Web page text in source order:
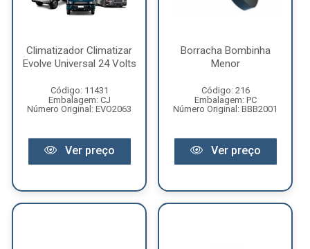
Climatizador Climatizar
Evolve Universal 24 Volts
Código: 11431
Embalagem: CJ
Número Original: EVO2063
Ver preço
Borracha Bombinha
Menor
Código: 216
Embalagem: PC
Número Original: BBB2001
Ver preço